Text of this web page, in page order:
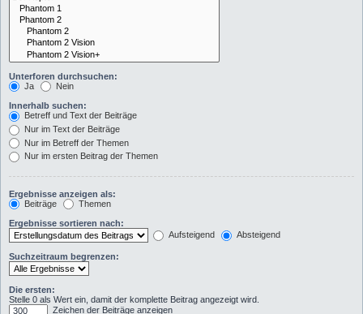
Unterforen durchsuchen:
Ja
Nein
Innerhalb suchen:
Betreff und Text der Beiträge
Nur im Text der Beiträge
Nur im Betreff der Themen
Nur im ersten Beitrag der Themen
Ergebnisse anzeigen als:
Beiträge
Themen
Ergebnisse sortieren nach:
Aufsteigend
Absteigend
Suchzeitraum begrenzen:
Die ersten:
Stelle 0 als Wert ein, damit der komplette Beitrag angezeigt wird.
Zeichen der Beiträge anzeigen